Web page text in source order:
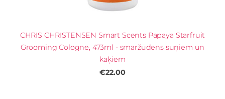
CHRIS CHRISTENSEN Smart Scents Papaya Starfruit
Grooming Cologne, 473ml - smaržūdens suņiem un
kaķiem
€22.00